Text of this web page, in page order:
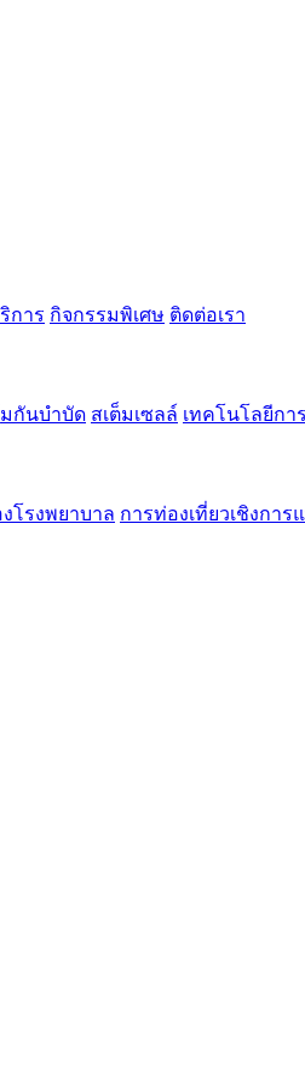
การ กิจกรรมพิเศษ ติดต่อเรา
กันบำบัด สเต็มเซลล์ เทคโนโลยีกา
โรงพยาบาล การท่องเที่ยวเชิงการ